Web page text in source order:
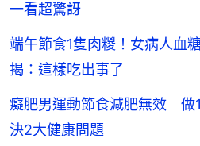
一看超驚訝
端午節食1隻肉糉！女病人
揭：這樣吃出事了
癡肥男運動節食減肥無效
決2大健康問題